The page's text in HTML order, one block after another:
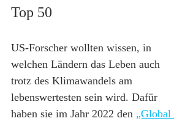
Top 50
US-Forscher wollten wissen, in
welchen Ländern das Leben auch
trotz des Klimawandels am
lebenswertesten sein wird. Dafür
haben sie im Jahr 2022 den „Global